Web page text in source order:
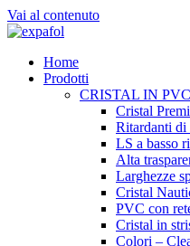
Vai al contenuto
Home
Prodotti
CRISTAL IN PVC
Cristal
Ritardanti
LS a basso
Alta
Larghezze
Cristal
PVC con
Cristal in
Colori –